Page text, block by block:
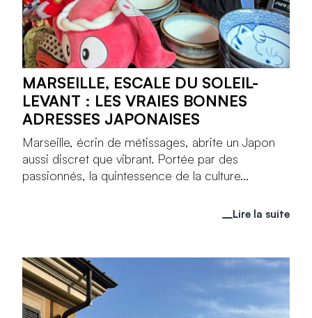
MARSEILLE, ESCALE DU SOLEIL-
LEVANT : LES VRAIES BONNES
ADRESSES JAPONAISES
Marseille, écrin de métissages, abrite un Japon
aussi discret que vibrant. Portée par des
passionnés, la quintessence de la culture...
Lire la suite